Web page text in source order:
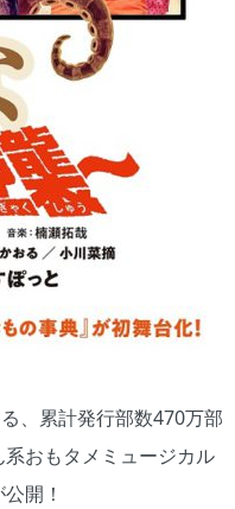
、累計発行部数470万部
おもタメミュージカル
開！